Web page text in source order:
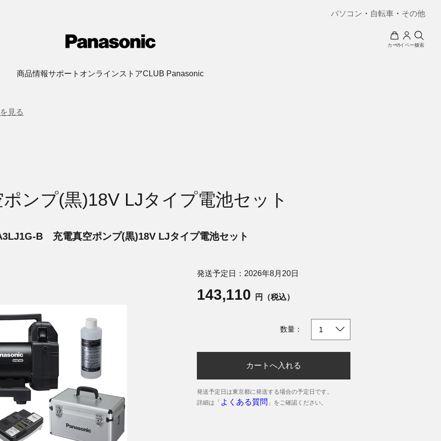
パソコン ・ 自転車 ・ その他
カートマイページ検索
商品情報サポート オンラインストアCLUB Panasonic
見る
ンプ(黒)18V LJタイプ電池セット
B 充電真空ポンプ(黒)18V LJタイプ電池セット
発送予定日：2026年8月20日
143,110 円（税込）
数量：
カートへ入れる
発送予定日は東京都に発送する場合の予定日です。
詳細は「 よくある質問 」をご確認ください。